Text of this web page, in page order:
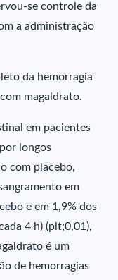
se controle da
a administração
da hemorragia
magaldrato.
em pacientes
longos
com placebo,
em
e em 1,9% dos
4 h) (plt;0,01),
é um
de hemorragias